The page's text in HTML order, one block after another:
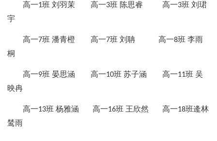
高一1班 刘羽茉 高一3班 陈思睿 高一3班 刘珺
宇
高一7班 潘青橙 高一7班 刘聃 高一8班 李雨
桐
高一9班 晏思涵 高一10班 苏子涵 高一11班 吴
映冉
高一13班 杨雅涵 高一16班 王欣然 高一18班逄林
鸶雨